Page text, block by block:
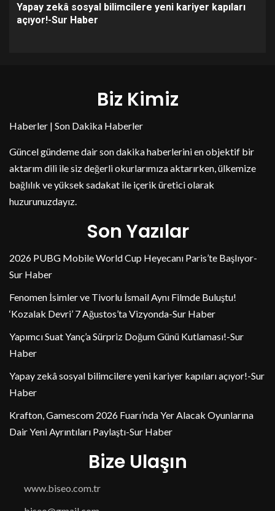
Yapay zekâ sosyal bilimcilere yeni kariyer kapıları
açıyor!-Sur Haber
Biz Kimiz
Haberler | Son Dakika Haberler
Güncel gündeme dair son dakika haberlerini en objektif bir
aktarım dili ile siz değerli okurlarımıza aktarırken, ülkemize
bağlılık ve yüksek sadakat ile içerik üretici olarak
huzurunuzdayız.
Son Yazılar
2026 PUBG Mobile World Cup Heyecanı Paris’te Başlıyor-
Sur Haber
Fenomen İsimler ve Tivorlu İsmail Aynı Filmde Buluştu!
‘Kozalak Devri’ 7 Ağustos’ta Vizyonda-Sur Haber
Yapımcı Suat Yanç’a Sürpriz Doğum Günü Kutlaması!-Sur
Haber
Yapay zekâ sosyal bilimcilere yeni kariyer kapıları açıyor!-Sur
Haber
Krafton, Gamescom 2026 Fuarı’nda Yer Alacak Oyunlarına
Dair Yeni Ayrıntıları Paylaştı-Sur Haber
Bize Ulaşın
www.biseo.com.tr